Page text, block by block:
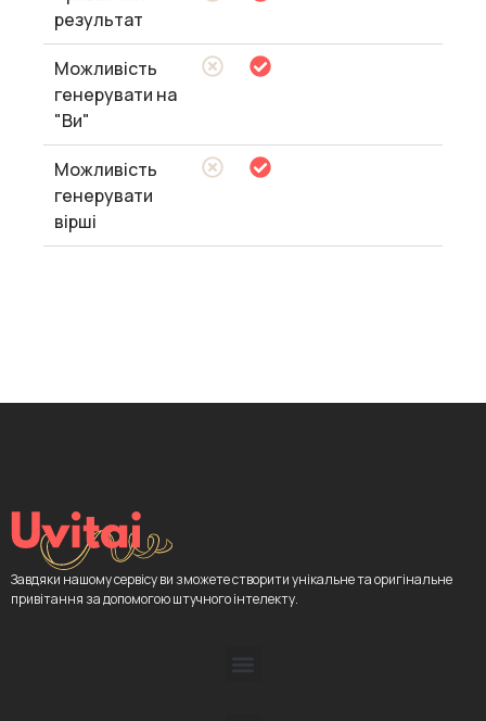
результат
Можливість
генерувати на
"Ви"
Можливість
генерувати
вірші
Завдяки нашому сервісу ви зможете створити унікальне та оригінальне
привітання за допомогою штучного інтелекту.